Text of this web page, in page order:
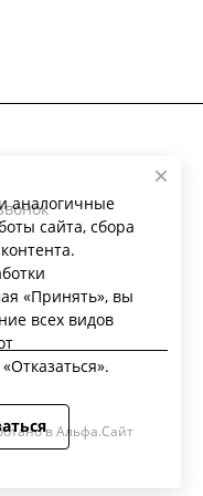
ул. Гуртьева, 27
в Альфа.Сайт
аналогичные
сайта, сбора
«Принять», вы
всех видов